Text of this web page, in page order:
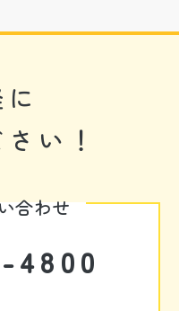
い！
合わせ
4800